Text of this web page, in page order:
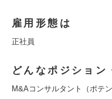
雇用形態は
正社員
どんなポジション
M&Aコンサルタント（ポテ